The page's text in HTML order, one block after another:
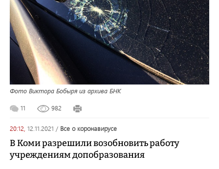
Фото Виктора Бобыря из архива БНК
11 982
20:12, 12.11.2021 / все о коронавирусе
В Коми разрешили возобновить работу
учреждениям допобразования